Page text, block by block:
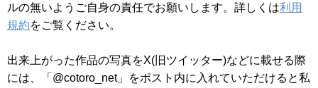
ルの無いようご自身の責任でお願いします。詳しくは利用
規約をご覧ください。
出来上がった作品の写真をX(旧ツイッター)などに載せる際
には、「@cotoro_net」をポスト内に入れていただけると私